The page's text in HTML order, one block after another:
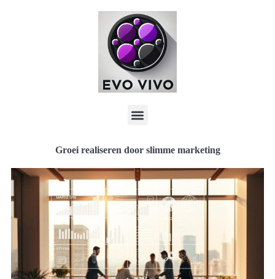
Groei realiseren door slimme marketing